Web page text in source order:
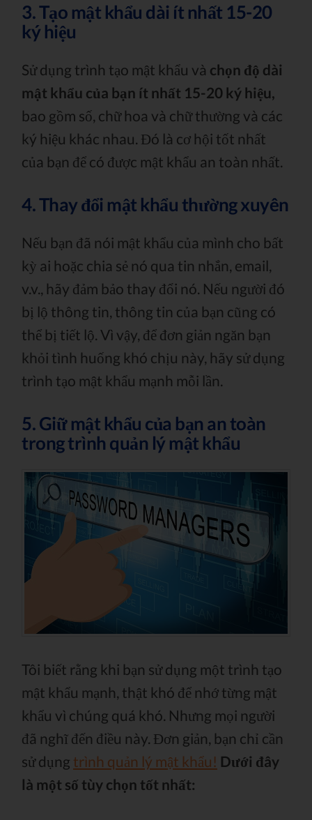
3. Tạo mật khẩu dài ít nhất 15-20
ký hiệu
Sử dụng trình tạo mật khẩu và chọn độ dài
mật khẩu của bạn ít nhất 15-20 ký hiệu,
bao gồm số, chữ hoa và chữ thường và các
ký hiệu khác nhau. Đó là cơ hội tốt nhất
của bạn để có được mật khẩu an toàn nhất.
4. Thay đổi mật khẩu thường xuyên
Nếu bạn đã nói mật khẩu của mình cho bất
kỳ ai hoặc chia sẻ nó qua tin nhắn, email,
v.v., hãy đảm bảo thay đổi nó. Nếu người đó
bị lộ thông tin, thông tin của bạn cũng có
thể bị tiết lộ. Vì vậy, để đơn giản ngăn bạn
khỏi tình huống khó chịu này, hãy sử dụng
trình tạo mật khẩu mạnh mỗi lần.
5. Giữ mật khẩu của bạn an toàn
trong trình quản lý mật khẩu
Tôi biết rằng khi bạn sử dụng một trình tạo
mật khẩu mạnh, thật khó để nhớ từng mật
khẩu vì chúng quá khó. Nhưng mọi người
đã nghĩ đến điều này. Đơn giản, bạn chỉ cần
sử dụng trình quản lý mật khẩu! Dưới đây
là một số tùy chọn tốt nhất: